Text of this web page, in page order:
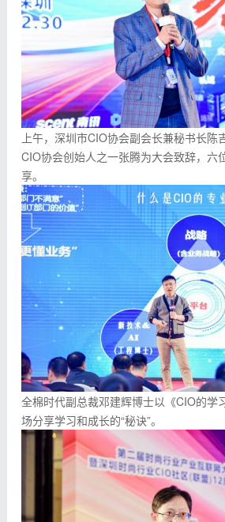
上午，深圳市CIO协会副会长兼秘书长陈
CIO协会创始人之一张腾为大会致辞，六
享。
全棉时代副总裁邓建辉博士以《CIO的学
场分享学习和成长的“秘诀”。